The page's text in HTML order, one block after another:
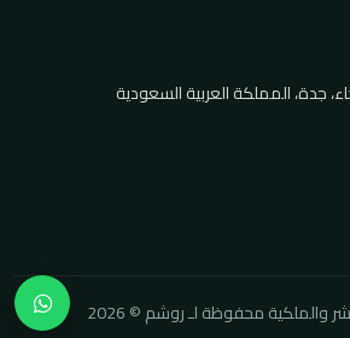
جدة، المملكة العربية السعودية
والملكية محفوظة لـ روشم © 2026